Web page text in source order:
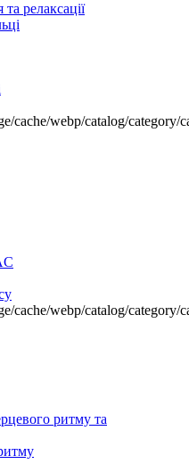
релаксації
cache/webp/catalog/category/
cache/webp/catalog/category/
ритму та